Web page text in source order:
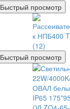
Быстрый просмотр
Быстрый просмотр